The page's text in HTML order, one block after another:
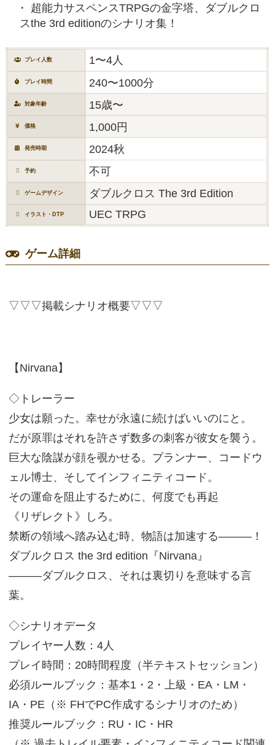
超能力サスペンスTRPGの金字塔、ダブルクロ
スthe 3rd editionのシナリオ集！
プレイ人数 1〜4人
プレイ時間 240〜1000分
対象年齢 15歳〜
価格 1,000円
発売時期 2024秋
予約 不可
ゲームデザイン ダブルクロス The 3rd Edition
イラスト・DTP UEC TRPG
ゲーム詳細
▽▽▽掲載シナリオ概要▽▽▽
【Nirvana】
◇トレーラー
少女は願った。幸せが永遠に続けばいいのにと。
だが原罪はそれを許さず数多の刺客が彼女を襲う。
巨大な陰謀が顔を覗かせる。プランナー、コードウ
ェル博士、そしてインフィニティコード。
その運命を阻止するために、何度でも再起
《リザレクト》しろ。
禁断の領域へ踏み込む時、物語は加速する―――！
ダブルクロス the 3rd edition『Nirvana』
―――ダブルクロス、それは裏切りを意味する言
葉。
◇シナリオデータ
プレイヤー人数：4人
プレイ時間：20時間程度（半テキストセッション）
必須ルールブック：基本1・2・上級・EA・LM・
IA・PE（※ FHでPC作成するシナリオのため）
推奨ルールブック：RU・IC・HR